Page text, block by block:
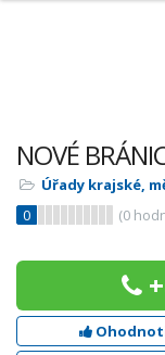
NOVÉ
Úřady krajské,
0
(0